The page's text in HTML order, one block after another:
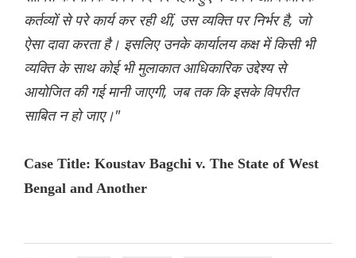
कर्तव्यों से परे कार्य कर रही थीं, उस व्यक्ति पर निर्भर है, जो
ऐसा दावा करता है। इसलिए उनके कार्यालय कक्ष में किसी भी
व्यक्ति के साथ कोई भी मुलाकात आधिकारिक उद्देश्य से
आयोजित की गई मानी जाएगी, जब तक कि इसके विपरीत
साबित न हो जाए।"
Case Title: Koustav Bagchi v. The State of West
Bengal and Another